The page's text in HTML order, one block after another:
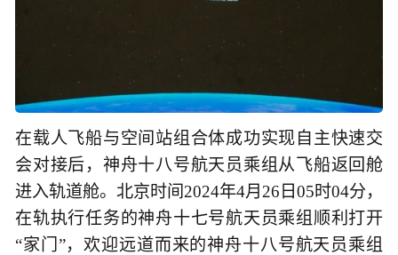
在载人飞船与空间站组合体成功实现自主快速交
会对接后，神舟十八号航天员乘组从飞船返回舱
进入轨道舱。北京时间2024年4月26日05时04分，
在轨执行任务的神舟十七号航天员乘组顺利打开
“家门”，欢迎远道而来的神舟十八号航天员乘组